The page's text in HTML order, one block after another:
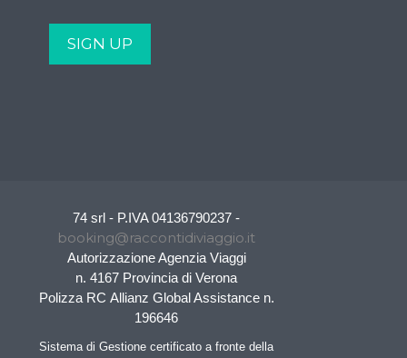
74 srl - P.IVA 04136790237 -
booking@raccontidiviaggio.it
Autorizzazione Agenzia Viaggi
n. 4167 Provincia di Verona
Polizza RC Allianz Global Assistance n.
196646
Sistema di Gestione certificato a fronte della